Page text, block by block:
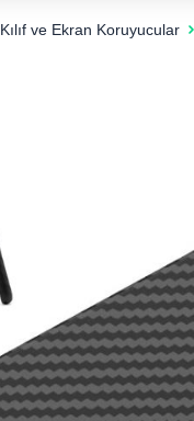
Kılıf ve Ekran Koruyucular